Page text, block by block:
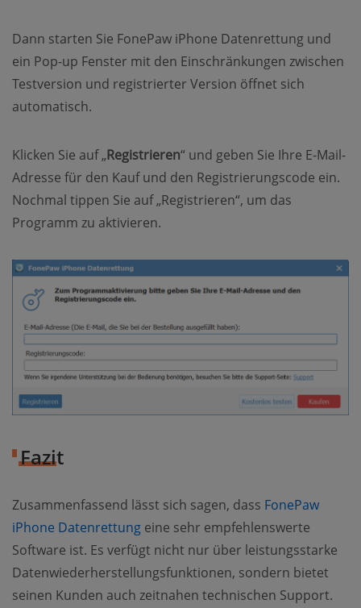
Dann starten Sie FonePaw iPhone Datenrettung und
ein Pop-up Fenster mit den Einschränkungen zwischen
Testversion und registrierter Version öffnet sich
automatisch.
Klicken Sie auf „Registrieren“ und geben Sie Ihre E-Mail-
Adresse für den Kauf und den Registrierungscode ein.
Nochmal tippen Sie auf „Registrieren“, um das
Programm zu aktivieren.
Fazit
Zusammenfassend lässt sich sagen, dass FonePaw
iPhone Datenrettung eine sehr empfehlenswerte
Software ist. Es verfügt nicht nur über leistungsstarke
Datenwiederherstellungsfunktionen, sondern bietet
seinen Kunden auch zeitnahen technischen Support.